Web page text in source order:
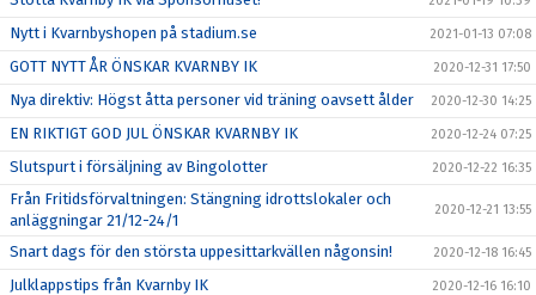
Nytt i Kvarnbyshopen på stadium.se 2021-01-13 07:08
GOTT NYTT ÅR ÖNSKAR KVARNBY IK 2020-12-31 17:50
Nya direktiv: Högst åtta personer vid träning oavsett ålder 2020-12-30 14:25
EN RIKTIGT GOD JUL ÖNSKAR KVARNBY IK 2020-12-24 07:25
Slutspurt i försäljning av Bingolotter 2020-12-22 16:35
Från Fritidsförvaltningen: Stängning idrottslokaler och
anläggningar 21/12-24/1
2020-12-21 13:55
Snart dags för den största uppesittarkvällen någonsin! 2020-12-18 16:45
Julklappstips från Kvarnby IK 2020-12-16 16:10